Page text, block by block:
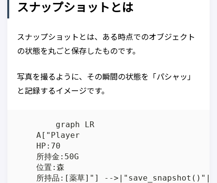
スナップショットとは
スナップショットとは、ある時点でのオブジェクト
の状態を丸ごと保存したものです。
写真を撮るように、その瞬間の状態を「パシャッ」
と記録するイメージです。
    A["Player
    HP:70
    所持金:50G
    位置:森
所持品:[薬草]"] --